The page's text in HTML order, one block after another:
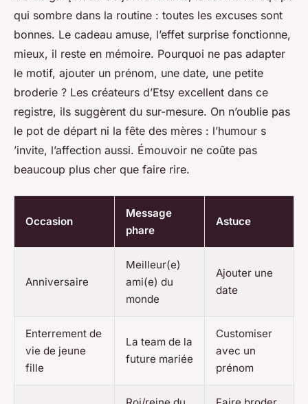
qui sombre dans la routine : toutes les excuses sont
bonnes. Le cadeau amuse, l’effet surprise fonctionne,
mieux, il reste en mémoire. Pourquoi ne pas adapter
le motif, ajouter un prénom, une date, une petite
broderie ? Les créateurs d’Etsy excellent dans ce
registre, ils suggèrent du sur-mesure. On n’oublie pas
le pot de départ ni la fête des mères : l’humour s
’invite, l’affection aussi. Émouvoir ne coûte pas
beaucoup plus cher que faire rire.
Occasion
Message
phare
Astuce
Anniversaire
Meilleur(e)
ami(e) du
monde
Ajouter une
date
Enterrement de
vie de jeune
fille
La team de la
future mariée
Customiser
avec un
prénom